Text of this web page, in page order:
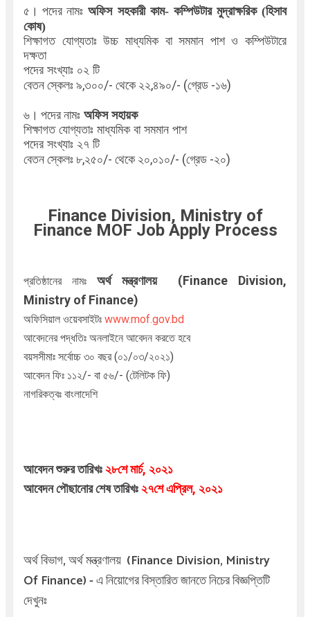
৫। পদের নামঃ অফিস সহকারী কাম- কম্পিউটার মুদ্রাক্ষরিক (হিসাব
কোষ)
শিক্ষাগত যোগ্যতাঃউচ্চ মাধ্যমিক বা সমমান পাশ ও কম্পিউটারে
দক্ষতা
পদের সংখ্যাঃ ০২ টি
বেতন স্কেলঃ ৯,৩০০/- থেকে ২২,৪৯০/- (গ্রেড -১৬)
৬। পদের নামঃ অফিস সহায়ক
শিক্ষাগত যোগ্যতাঃ মাধ্যমিক বা সমমান পাশ
পদের সংখ্যাঃ ২৭ টি
বেতন স্কেলঃ ৮,২৫০/- থেকে ২০,০১০/- (গ্রেড -২০)
Finance Division, Ministry of
Finance MOF Job Apply Process
প্রতিষ্ঠানের নামঃ
অর্থ মন্ত্রণালয় (Finance Division,
Ministry of Finance)
অফিসিয়াল ওয়েবসাইটঃ www.mof.gov.bd
আবেদনের পদ্ধতিঃ অনলাইনে আবেদন করতে হবে
বয়সসীমাঃ সর্বোচ্চ ৩০ বছর (০১/০৩/২০২১)
আবেদন ফিঃ ১১২/- বা ৫৬/- (টেলিটক ফি)
নাগরিকত্বঃ বাংলাদেশি
আবেদন শুরুর তারিখঃ২৮শেমার্চ, ২০২১
আবেদন পৌছানোর শেষ তারিখঃ২৭শে এপ্রিল, ২০২১
অর্থ বিভাগ,অর্থ মন্ত্রণালয় (Finance Division, Ministry
Of Finance)-এনিয়োগের বিস্তারিত জানতে নিচের বিজ্ঞপ্তিটি
দেখুনঃ